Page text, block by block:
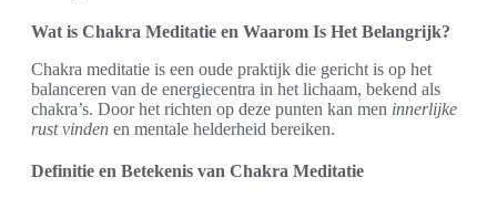
Wat is Chakra Meditatie en Waarom Is Het Belangrijk?
Chakra meditatie is een oude praktijk die gericht is op het
balanceren van de energiecentra in het lichaam, bekend als
chakra’s. Door het richten op deze punten kan men innerlijke
rust vinden en mentale helderheid bereiken.
Definitie en Betekenis van Chakra Meditatie